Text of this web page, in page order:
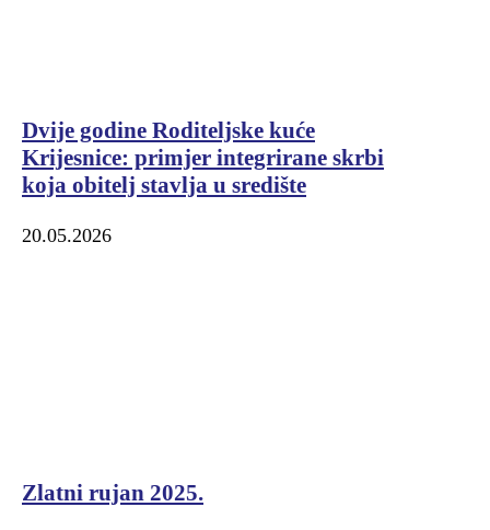
Dvije godine Roditeljske kuće
Krijesnice: primjer integrirane skrbi
koja obitelj stavlja u središte
20.05.2026
Zlatni rujan 2025.